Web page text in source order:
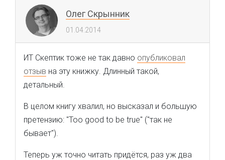
Олег Скрынник
01.04.2014
ИТ Скептик тоже не так давно опубликовал
отзыв на эту книжку. Длинный такой,
детальный.
В целом книгу хвалил, но высказал и большую
претензию: "Too good to be true" ("так не
бывает").
Теперь уж точно читать придётся, раз уж два